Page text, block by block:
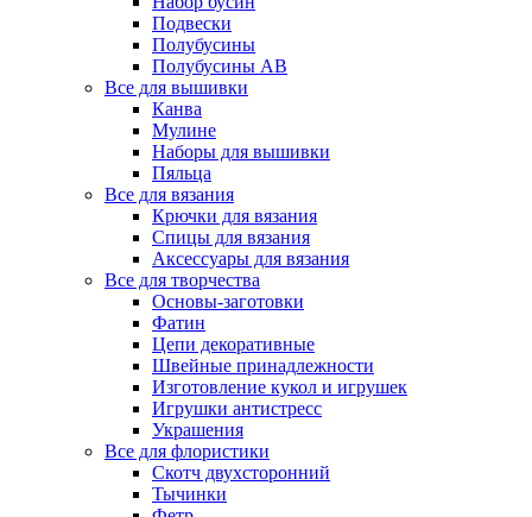
Подвески
Полубусины
Полубусины AB
Все для вышивки
Канва
Мулине
Наборы для вышивки
Пяльца
Все для вязания
Крючки для вязания
Спицы для вязания
Аксессуары для вязания
Все для творчества
Основы-заготовки
Фатин
Цепи декоративные
Швейные принадлежности
Изготовление кукол и игрушек
Игрушки антистресс
Украшения
Все для флористики
Скотч двухсторонний
Тычинки